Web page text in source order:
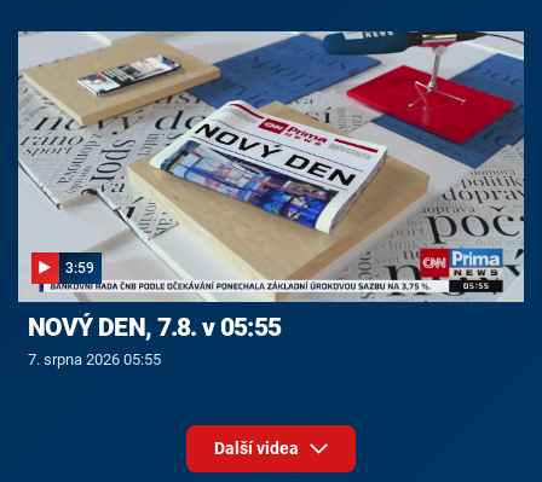
3:59
NOVÝ DEN, 7.8. v 05:55
7. srpna 2026 05:55
Další videa